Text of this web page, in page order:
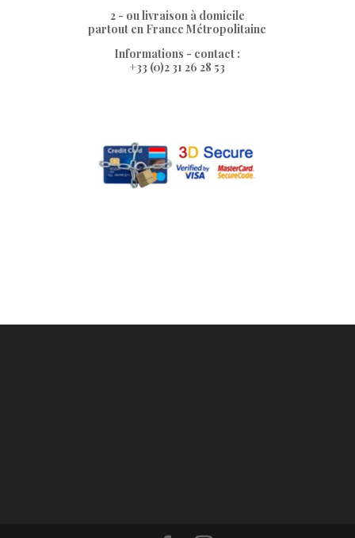
2 - ou livraison à domicile
partout en France Métropolitaine
Informations - contact :
+33 (0)2 31 26 28 53